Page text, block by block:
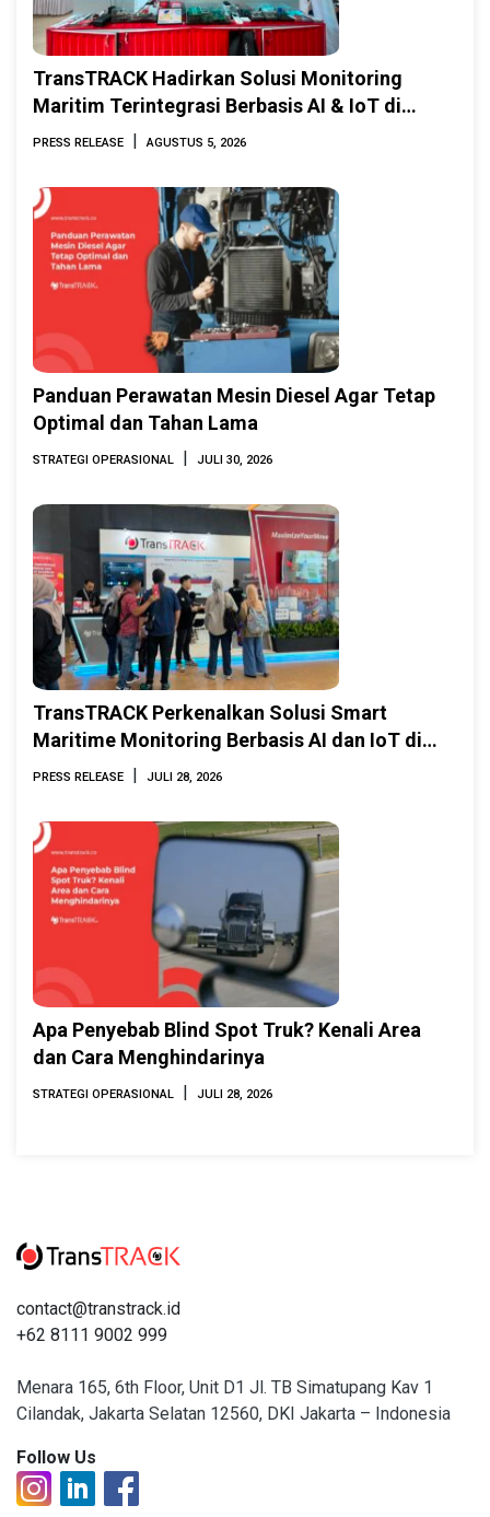
TransTRACK Hadirkan Solusi Monitoring
Maritim Terintegrasi Berbasis AI & IoT di
Indonesia Marine & Offshore Expo (IMOX)
PRESS RELEASE | AGUSTUS 5, 2026
Panduan Perawatan Mesin Diesel Agar Tetap
Optimal dan Tahan Lama
STRATEGI OPERASIONAL | JULI 30, 2026
TransTRACK Perkenalkan Solusi Smart
Maritime Monitoring Berbasis AI dan IoT di
INAMARINE 2026
PRESS RELEASE | JULI 28, 2026
Apa Penyebab Blind Spot Truk? Kenali Area
dan Cara Menghindarinya
STRATEGI OPERASIONAL | JULI 28, 2026
contact@transtrack.id
+62 8111 9002 999
Menara 165, 6th Floor, Unit D1 Jl. TB Simatupang Kav 1
Cilandak, Jakarta Selatan 12560, DKI Jakarta – Indonesia
Follow Us